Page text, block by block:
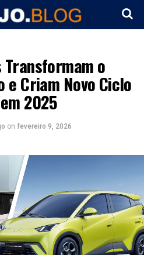
o
Criam Novo Ciclo
2025
on fevereiro 9, 2026